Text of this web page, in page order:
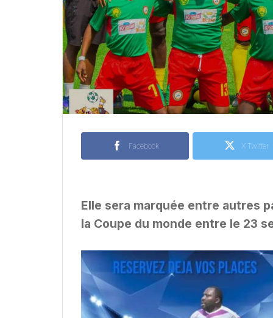
Facebook X Twitter
Elle sera marquée entre autres
la Coupe du monde entre le 23